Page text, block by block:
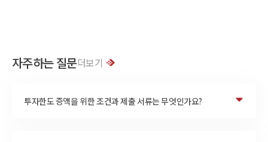
자주하는 질문더보기
투자한도 증액을 위한 조건과 제출 서류는 무엇인가요?